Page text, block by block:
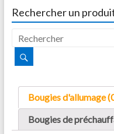
Rechercher un
Bougies d'allumage
Bougies de